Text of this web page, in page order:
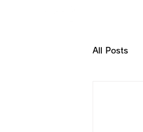
All Posts